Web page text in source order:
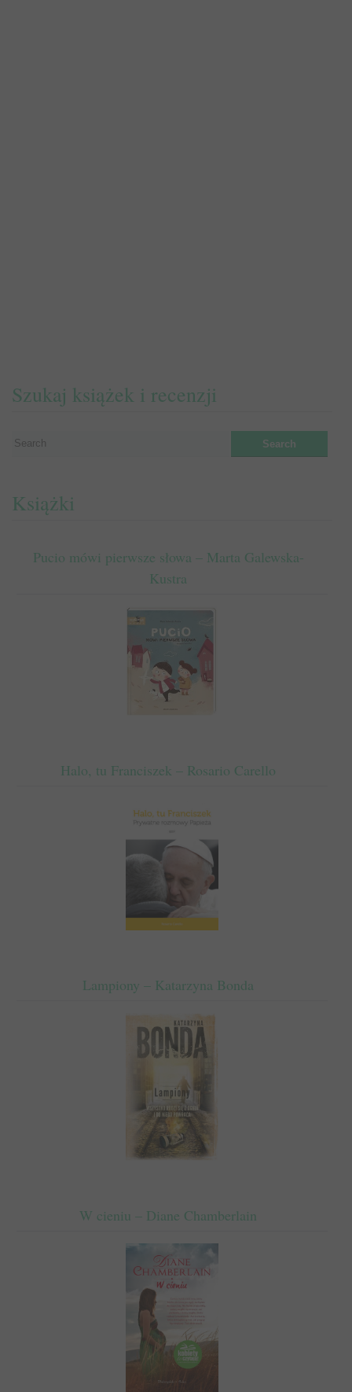
Szukaj książek i recenzji
Książki
Pucio mówi pierwsze słowa – Marta Galewska-
Kustra
Halo, tu Franciszek – Rosario Carello
Lampiony – Katarzyna Bonda
W cieniu – Diane Chamberlain